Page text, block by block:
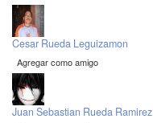
Cesar Rueda Leguizamon
Agregar como amigo
Juan Sebastian Rueda Ramirez